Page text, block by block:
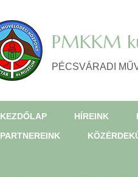
PMKKM
PÉCSVÁRADI
KEZDŐLAP HÍREINK
PARTNEREINK